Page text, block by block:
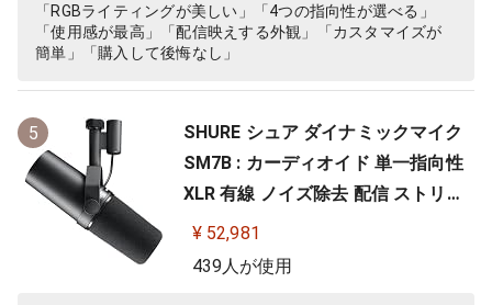
「RGBライティングが美しい」「4つの指向性が選べる」
「使用感が最高」「配信映えする外観」「カスタマイズが
簡単」「購入して後悔なし」
5
SHURE シュア ダイナミックマイク
SM7B : カーディオイド 単一指向性
XLR 有線 ノイズ除去 配信 ストリー
ミング 音声 音楽 演奏 録音 レコーデ
ィング YouTube 実況 ゲーム ゲーミ
¥ 52,981
439人が使用